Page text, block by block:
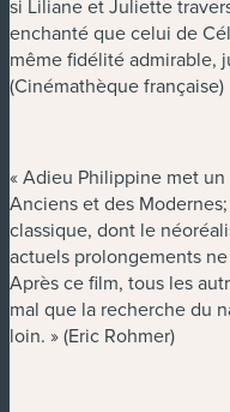
si Liliane et Juliette
enchanté que celui de
même fidélité admirable,
(Cinémathèque française)
« Adieu Philippine met
Anciens et des
classique, dont le
actuels prolongements
Après ce film, tous les
mal que la recherche du
loin. » (Eric Rohmer)